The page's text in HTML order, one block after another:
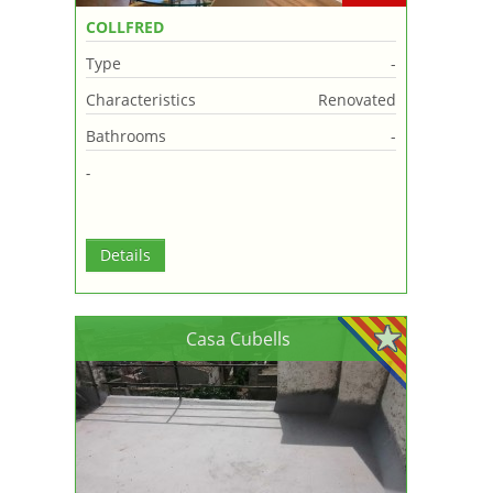
COLLFRED
Type
-
Characteristics
Renovated
Bathrooms
-
-
Details
Casa Cubells